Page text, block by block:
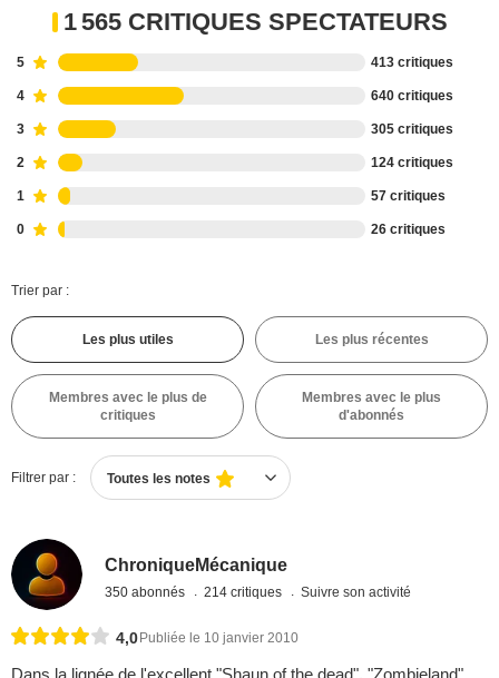
1 565 CRITIQUES SPECTATEURS
5 413 critiques
4 640 critiques
3 305 critiques
2 124 critiques
1 57 critiques
0 26 critiques
Trier par :
Les plus utiles Les plus récentes
Membres avec le plus de
critiques
Membres avec le plus
d'abonnés
Filtrer par : Toutes les notes
ChroniqueMécanique
350 abonnés 214 critiques Suivre son activité
4,0 Publiée le 10 janvier 2010